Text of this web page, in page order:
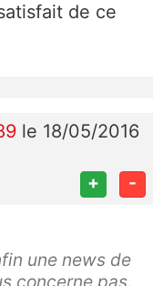
de ce
le 18/05/2016
+ -
une news de